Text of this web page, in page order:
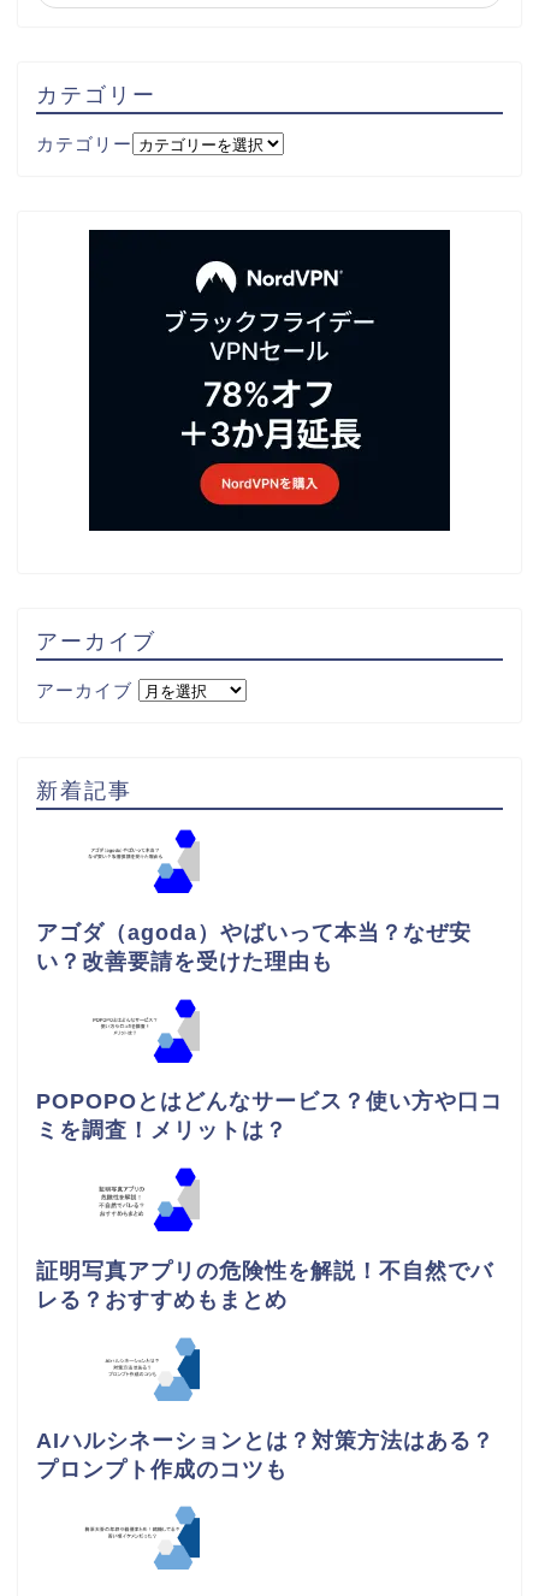
カテゴリー
カテゴリー
アーカイブ
アーカイブ
新着記事
アゴダ（agoda）やばいって本当？なぜ安
い？改善要請を受けた理由も
POPOPOとはどんなサービス？使い方や口コ
ミを調査！メリットは？
証明写真アプリの危険性を解説！不自然でバ
レる？おすすめもまとめ
AIハルシネーションとは？対策方法はある？
プロンプト作成のコツも